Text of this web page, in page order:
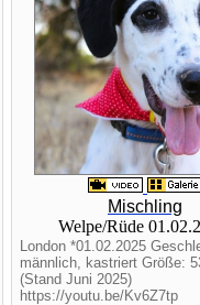
Mischling
Welpe/Rüde
London *01.02.2025
männlich, kastriert Größe:
(Stand Juni 2025)
https://youtu.be/Kv6Z7tp